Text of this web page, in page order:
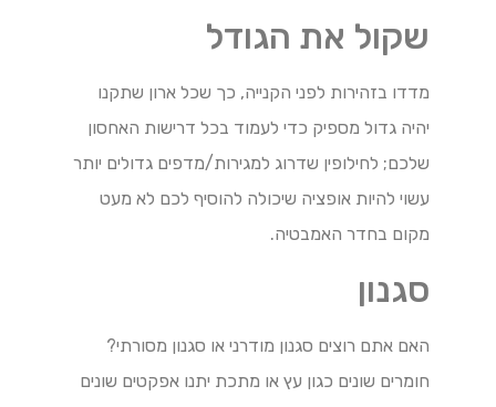
שקול את הגודל
מדדו בזהירות לפני הקנייה, כך שכל ארון שתקנו
יהיה גדול מספיק כדי לעמוד בכל דרישות האחסון
שלכם; לחילופין שדרוג למגירות/מדפים גדולים יותר
עשוי להיות אופציה שיכולה להוסיף לכם לא מעט
מקום בחדר האמבטיה.
סגנון
האם אתם רוצים סגנון מודרני או סגנון מסורתי?
חומרים שונים כגון עץ או מתכת יתנו אפקטים שונים